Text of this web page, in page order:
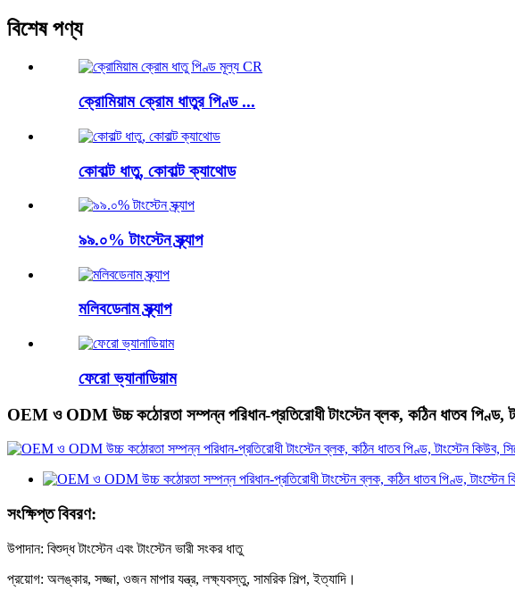
বিশেষ পণ্য
ক্রোমিয়াম ক্রোম ধাতুর পিণ্ড ...
কোবাল্ট ধাতু, কোবাল্ট ক্যাথোড
৯৯.০% টাংস্টেন স্ক্র্যাপ
মলিবডেনাম স্ক্র্যাপ
ফেরো ভ্যানাডিয়াম
OEM ও ODM উচ্চ কঠোরতা সম্পন্ন পরিধান-প্রতিরোধী টাংস্টেন ব্লক, কঠিন ধাতব পিণ্ড,
সংক্ষিপ্ত বিবরণ:
উপাদান: বিশুদ্ধ টাংস্টেন এবং টাংস্টেন ভারী সংকর ধাতু
প্রয়োগ: অলঙ্কার, সজ্জা, ওজন মাপার যন্ত্র, লক্ষ্যবস্তু, সামরিক শিল্প, ইত্যাদি।